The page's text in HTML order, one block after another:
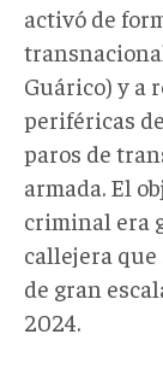
activó de
Guárico) y a
periféricas
paros de
armada. El
criminal era
callejera
de gran
2024.